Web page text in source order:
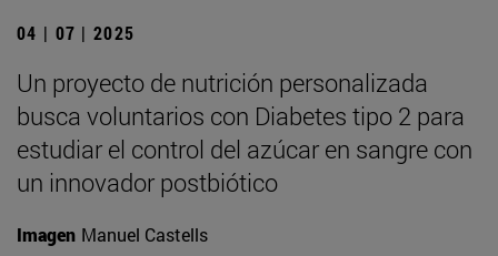
04 | 07 | 2025
Un proyecto de nutrición personalizada
busca voluntarios con Diabetes tipo 2 para
estudiar el control del azúcar en sangre con
un innovador postbiótico
Imagen Manuel Castells